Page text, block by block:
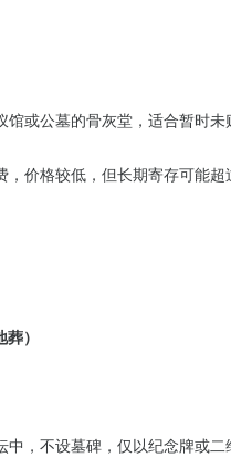
馆或公墓的骨灰堂，适合暂时
，价格较低，但长期寄存可能超
）
中，不设墓碑，仅以纪念牌或二